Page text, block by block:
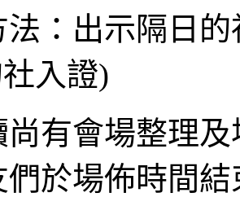
：出示隔日的
入證)
有會場整理
們於場佈時間